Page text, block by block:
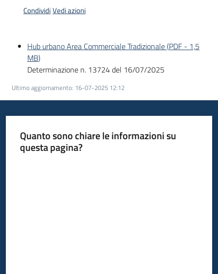
Leggi
Bandi
Programmi
Progetti
CondividiVedi azioni
Hub urbano Area Commerciale Tradizionale(PDF - 1,5
MB)
Determinazione n. 13724 del 16/07/2025
Ultimo aggiornamento: 16-07-2025 12:12
Quanto sono chiare le informazioni su
questa pagina?